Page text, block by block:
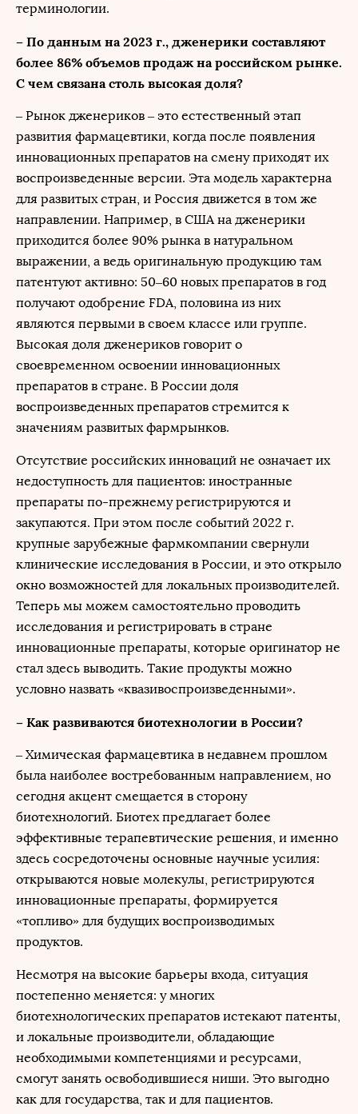
терминологии.
– По данным на 2023 г., дженерики составляют
более 86% объемов продаж на российском рынке.
С чем связана столь высокая доля?
– Рынок дженериков – это естественный этап
развития фармацевтики, когда после появления
инновационных препаратов на смену приходят их
воспроизведенные версии. Эта модель характерна
для развитых стран, и Россия движется в том же
направлении. Например, в США на дженерики
приходится более 90% рынка в натуральном
выражении, а ведь оригинальную продукцию там
патентуют активно: 50–60 новых препаратов в год
получают одобрение FDA, половина из них
являются первыми в своем классе или группе.
Высокая доля дженериков говорит о
своевременном освоении инновационных
препаратов в стране. В России доля
воспроизведенных препаратов стремится к
значениям развитых фармрынков.
Отсутствие российских инноваций не означает их
недоступность для пациентов: иностранные
препараты по-прежнему регистрируются и
закупаются. При этом после событий 2022 г.
крупные зарубежные фармкомпании свернули
клинические исследования в России, и это открыло
окно возможностей для локальных производителей.
Теперь мы можем самостоятельно проводить
исследования и регистрировать в стране
инновационные препараты, которые оригинатор не
стал здесь выводить. Такие продукты можно
условно назвать «квазивоспроизведенными».
– Как развиваются биотехнологии в России?
– Химическая фармацевтика в недавнем прошлом
была наиболее востребованным направлением, но
сегодня акцент смещается в сторону
биотехнологий. Биотех предлагает более
эффективные терапевтические решения, и именно
здесь сосредоточены основные научные усилия:
открываются новые молекулы, регистрируются
инновационные препараты, формируется
«топливо» для будущих воспроизводимых
продуктов.
Несмотря на высокие барьеры входа, ситуация
постепенно меняется: у многих
биотехнологических препаратов истекают патенты,
и локальные производители, обладающие
необходимыми компетенциями и ресурсами,
смогут занять освободившиеся ниши. Это выгодно
как для государства, так и для пациентов.